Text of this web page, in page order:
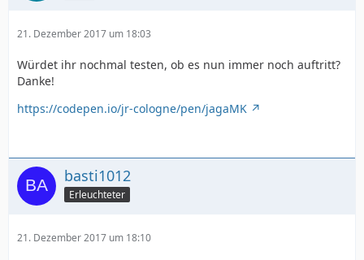
21. Dezember 2017 um 18:03
Würdet ihr nochmal testen, ob es nun immer noch auftritt?
Danke!
https://codepen.io/jr-cologne/pen/jagaMK
basti1012
Erleuchteter
21. Dezember 2017 um 18:10